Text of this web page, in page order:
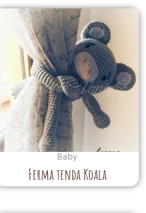
Baby
Ferma tenda Koala